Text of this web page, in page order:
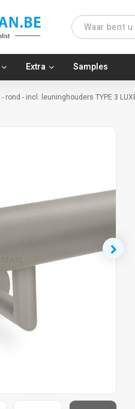
Extra Samples
- incl. leuninghouders TYPE 3